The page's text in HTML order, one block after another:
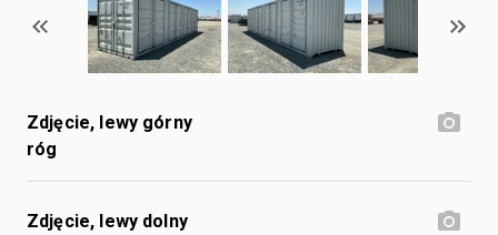
Zdjęcie, lewy górny
róg
Zdjęcie, lewy dolny